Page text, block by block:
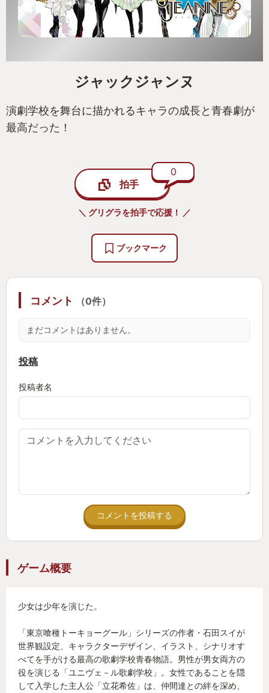
ジャックジャンヌ
演劇学校を舞台に描かれるキャラの成長と青春劇が
最高だった！
拍手
0
＼ グリグラを拍手で応援！ ／
ブックマーク
コメント （0件）
まだコメントはありません。
投稿
投稿者名
コメントを投稿する
ゲーム概要
少女は少年を演じた。
「東京喰種トーキョーグール」シリーズの作者・石田スイが
世界観設定、キャラクターデザイン、イラスト、シナリオす
べてを手がける最高の歌劇学校青春物語。男性が男女両方の
役を演じる「ユニヴェ－ル歌劇学校」。女性であることを隠
して入学した主人公「立花希佐」は、仲間達との絆を深め、